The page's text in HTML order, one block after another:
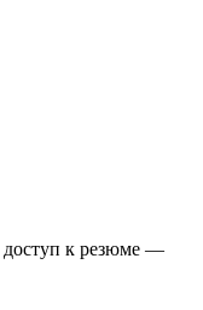
доступ к резюме —